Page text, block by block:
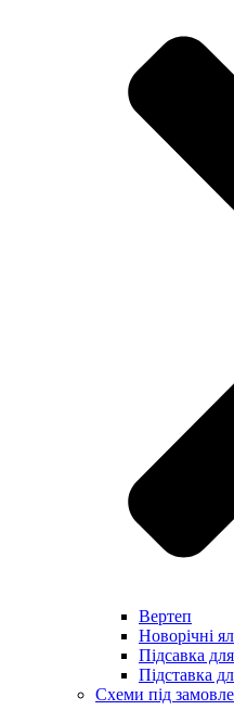
Вертеп
Новорічні
Підсавка
Підставка
Схеми під